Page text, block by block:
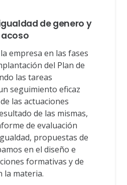
de genero y
empresa en las fases
del Plan de
las tareas
seguimiento eficaz
las actuaciones
de las mismas,
de evaluación
propuestas de
en el diseño e
formativas y de
la materia.